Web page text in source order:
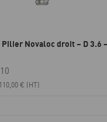
Pilier Novaloc droit – D 3.6 –
110,00 € (HT)